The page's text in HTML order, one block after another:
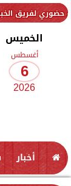
العربي
الخميس
أغسطس
6
2026
أخبار